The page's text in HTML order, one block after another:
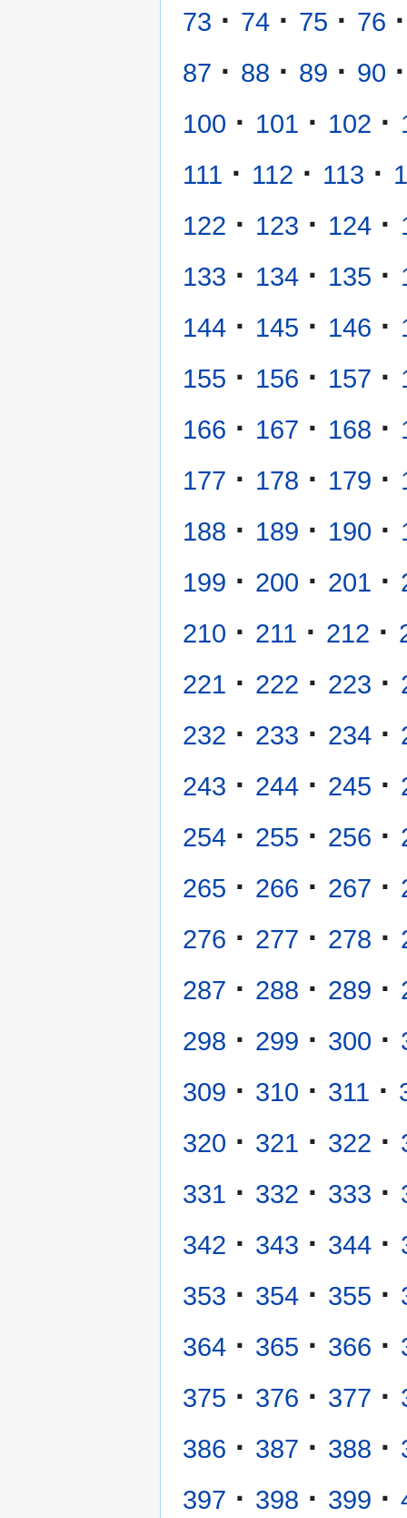
73 · 74 · 75 · 76 ·
87 · 88 · 89 · 90 ·
100 · 101 · 102 ·
111 · 112 · 113 ·
122 · 123 · 124 ·
133 · 134 · 135 ·
144 · 145 · 146 ·
155 · 156 · 157 ·
166 · 167 · 168 ·
177 · 178 · 179 ·
188 · 189 · 190 ·
199 · 200 · 201 ·
210 · 211 · 212 ·
221 · 222 · 223 ·
232 · 233 · 234 ·
243 · 244 · 245 ·
254 · 255 · 256 ·
265 · 266 · 267 ·
276 · 277 · 278 ·
287 · 288 · 289 ·
298 · 299 · 300 ·
309 · 310 · 311 ·
320 · 321 · 322 ·
331 · 332 · 333 ·
342 · 343 · 344 ·
353 · 354 · 355 ·
364 · 365 · 366 ·
375 · 376 · 377 ·
386 · 387 · 388 ·
397 · 398 · 399 ·